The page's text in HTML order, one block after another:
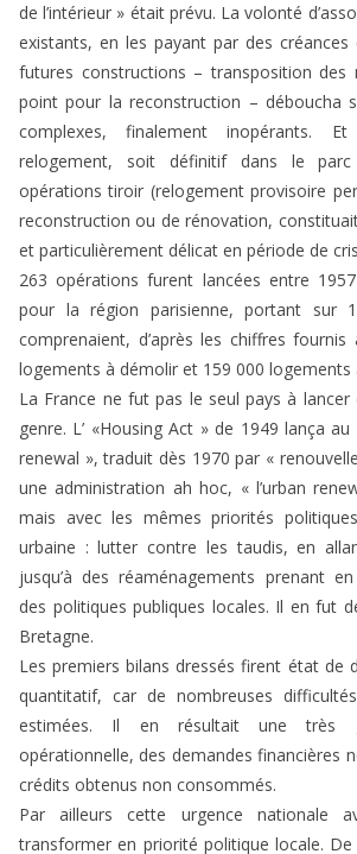
de l’intérieur » était prévu. La volonté
existants, en les payant par des
futures constructions – transposition des
point pour la reconstruction – déboucha
complexes, finalement inopérants.
relogement, soit définitif dans le
opérations tiroir (relogement provisoire
reconstruction ou de rénovation,
et particulièrement délicat en période de
263 opérations furent lancées entre
pour la région parisienne, portant sur
comprenaient, d’après les chiffres fournis
logements à démolir et 159 000 logements
La France ne fut pas le seul pays à lancer
genre. L’ «Housing Act » de 1949 lança au
renewal », traduit dès 1970 par «
une administration ah hoc, « l’urban
mais avec les mêmes priorités
urbaine : lutter contre les taudis, en
jusqu’à des réaménagements prenant
des politiques publiques locales. Il en fut
Bretagne.
Les premiers bilans dressés firent état de
quantitatif, car de nombreuses
estimées. Il en résultait une très
opérationnelle, des demandes financières
crédits obtenus non consommés.
Par ailleurs cette urgence nationale
transformer en priorité politique locale.